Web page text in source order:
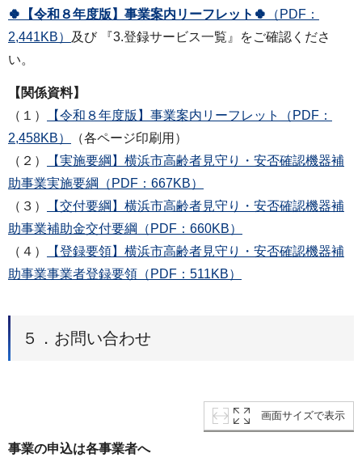
🍀【令和８年度版】事業案内リーフレット🍀
（PDF：
2,441KB）
及び 『3.登録サービス一覧』をご確認くださ
い。
【関係資料】
（１）
【令和８年度版】事業案内リーフレット（PDF：
2,458KB）
（各ページ印刷用）
（２）
【実施要綱】横浜市高齢者見守り・安否確認機器補
助事業実施要綱（PDF：667KB）
（３）
【交付要綱】横浜市高齢者見守り・安否確認機器補
助事業補助金交付要綱（PDF：660KB）
（４）
【登録要領】横浜市高齢者見守り・安否確認機器補
助事業事業者登録要領（PDF：511KB）
５．お問い合わせ
画面サイズで表示
事業の申込は各事業者へ